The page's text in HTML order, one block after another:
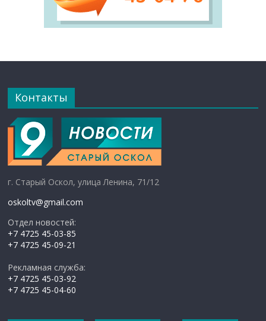
Контакты
г. Старый Оскол, улица Ленина, 71/12
oskoltv@gmail.com
Отдел новостей:
+7 4725 45-03-85
+7 4725 45-09-21
Рекламная служба:
+7 4725 45-03-92
+7 4725 45-04-60